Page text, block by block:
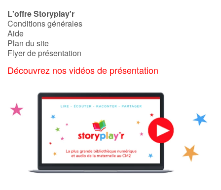
L'offre Storyplay'r
Conditions générales
Aide
Plan du site
Flyer de présentation
Découvrez nos vidéos de présentation